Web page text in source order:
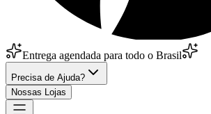
Entrega agendada para todo o Brasil
Precisa de Ajuda?
Nossas Lojas